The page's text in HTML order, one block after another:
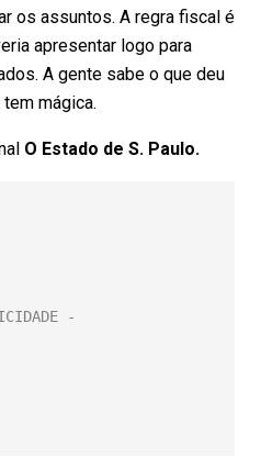
os assuntos. A regra fiscal é
apresentar logo para
A gente sabe o que deu
mágica.
O Estado de S. Paulo.